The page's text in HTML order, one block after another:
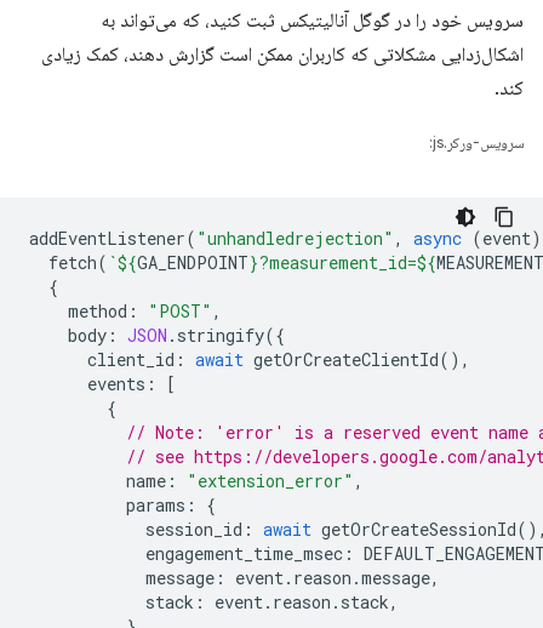
سرویس خود را در گوگل آنالیتیکس ثبت کنید، که می‌تواند به
اشکال‌زدایی مشکلاتی که کاربران ممکن است گزارش دهند، کمک زیادی
کند.
سرویس-ورکر.js:
addEventListener( "unhandledrejection" , async (event)
fetch( `${GA_ENDPOINT}?measurement_id=${
{
method : "POST" ,
body : JSON . stringify({
client_id : await getOrCreateClientId(),
events :
[
{
// Note: 'error' is a reserved event name
// see https://developers.google.com/
name : "extension_error" ,
params :
{
session_id : await getOrCreateSessionId
engagement_time_msec :
message : event. reason .message,
stack : event. reason . stack,